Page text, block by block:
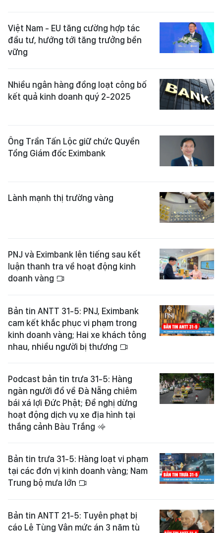
Việt Nam - EU tăng cường hợp tác
đầu tư, hướng tới tăng trưởng bền
vững
Nhiều ngân hàng đồng loạt công bố
kết quả kinh doanh quý 2-2025
Ông Trần Tấn Lộc giữ chức Quyền
Tổng Giám đốc Eximbank
Lành mạnh thị trường vàng
PNJ và Eximbank lên tiếng sau kết
luận thanh tra về hoạt động kinh
doanh vàng
Bản tin ANTT 31-5: PNJ, Eximbank
cam kết khắc phục vi phạm trong
kinh doanh vàng; Hai xe khách tông
nhau, nhiều người bị thương
Podcast bản tin trưa 31-5: Hàng
ngàn người đổ về Đà Nẵng chiêm
bái xá lợi Đức Phật; Đề nghị dừng
hoạt động dịch vụ xe địa hình tại
thắng cảnh Bàu Trắng
Bản tin trưa 31-5: Hàng loạt vi phạm
tại các đơn vị kinh doanh vàng; Nam
Trung bộ mưa lớn
Bản tin ANTT 21-5: Tuyên phạt bị
cáo Lê Tùng Vân mức án 3 năm tù